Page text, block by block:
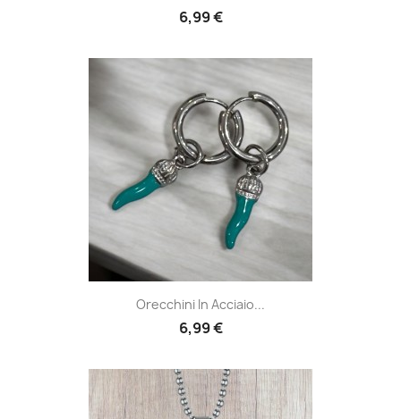
6,99 €
Orecchini In Acciaio...
6,99 €